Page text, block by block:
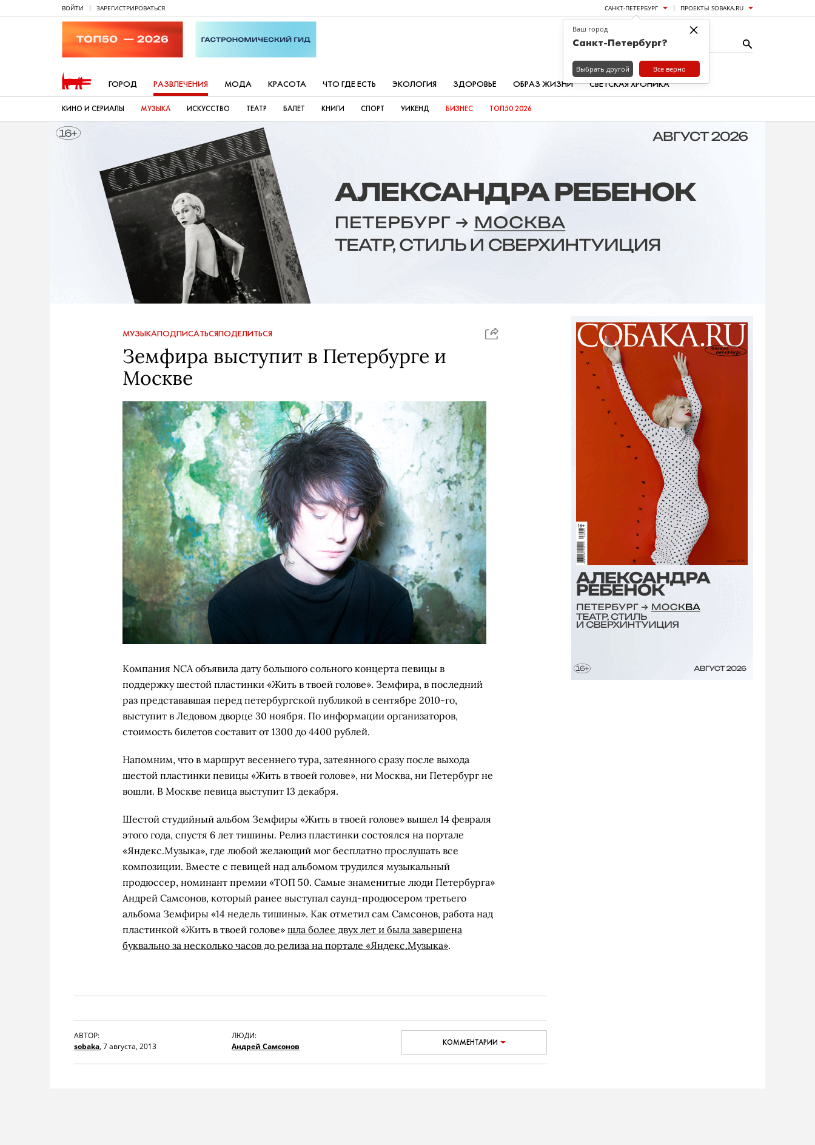
ВОЙТИ ЗАРЕГИСТРИРОВАТЬСЯ САНКТ-ПЕТЕРБУРГ ПРОЕКТЫ SOBAKA.RU
ГОРОД РАЗВЛЕЧЕНИЯ МОДА КРАСОТА ЧТО ГДЕ ЕСТЬ ЭКОЛОГИЯ ЗДОРОВЬЕ ОБРАЗ ЖИЗНИ СВЕТСКАЯ ХРОНИКА
КИНО И СЕРИАЛЫ МУЗЫКА ИСКУССТВО ТЕАТР БАЛЕТ КНИГИ СПОРТ УИКЕНД БИЗНЕС ТОП50 2026
МУЗЫКАПОДПИСАТЬСЯПОДЕЛИТЬСЯ
Земфира выступит в Петербурге и
Москве
Компания NCA объявила дату большого сольного концерта певицы в
поддержкушестой пластинки «Жить в твоей голове». Земфира, в последний
раз представавшая перед петербургской публикой в сентябре 2010-го,
выступит в Ледовом дворце 30 ноября. По информации организаторов,
стоимость билетов составит от 1300 до 4400 рублей.
Напомним, что в маршрут весеннего тура, затеянного сразу после выхода
шестой пластинки певицы «Жить в твоей голове», ни Москва, ни Петербург не
вошли. В Москве певица выступит 13 декабря.
Шестой студийный альбом Земфиры «Жить в твоей голове» вышел 14 февраля
этого года, спустя 6 лет тишины. Релиз пластинки состоялся на портале
«Яндекс.Музыка», где любой желающий мог бесплатно прослушать все
композиции. Вместе с певицей над альбомом трудился музыкальный
продюссер, номинант премии «ТОП 50. Самые знаменитые люди Петербурга»
Андрей Самсонов, который ранее выступал саунд-продюсером третьего
альбома Земфиры «14 недель тишины». Как отметил сам Самсонов, работа над
пластинкой «Жить в твоей голове» шла более двух лет и была завершена
буквально за несколько часов до релиза на портале «Яндекс.Музыка».
АВТОР:
sobaka, 7 августа, 2013
ЛЮДИ:
Андрей Самсонов
КОММЕНТАРИИ
×
Ваш город
Санкт-Петербург?
Выбрать другой Все верно